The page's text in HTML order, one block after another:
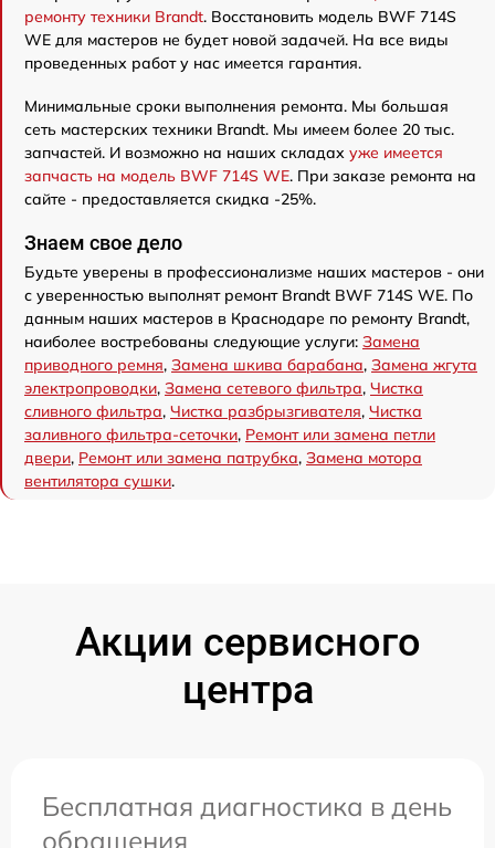
ремонту техники Brandt. Восстановить модель BWF 714S
WE для мастеров не будет новой задачей. На все виды
проведенных работ у нас имеется гарантия.
Минимальные сроки выполнения ремонта. Мы большая
сеть мастерских техники Brandt. Мы имеем более 20 тыс.
запчастей. И возможно на наших складах уже имеется
запчасть на модель BWF 714S WE. При заказе ремонта на
сайте - предоставляется скидка -25%.
Знаем свое дело
Будьте уверены в профессионализме наших мастеров - они
с уверенностью выполнят ремонт Brandt BWF 714S WE. По
данным наших мастеров в Краснодаре по ремонту Brandt,
наиболее востребованы следующие услуги: Замена
приводного ремня, Замена шкива барабана, Замена жгута
электропроводки, Замена сетевого фильтра, Чистка
сливного фильтра, Чистка разбрызгивателя, Чистка
заливного фильтра-сеточки, Ремонт или замена петли
двери, Ремонт или замена патрубка, Замена мотора
вентилятора сушки.
Акции сервисного
центра
Бесплатная диагностика в день
обращения